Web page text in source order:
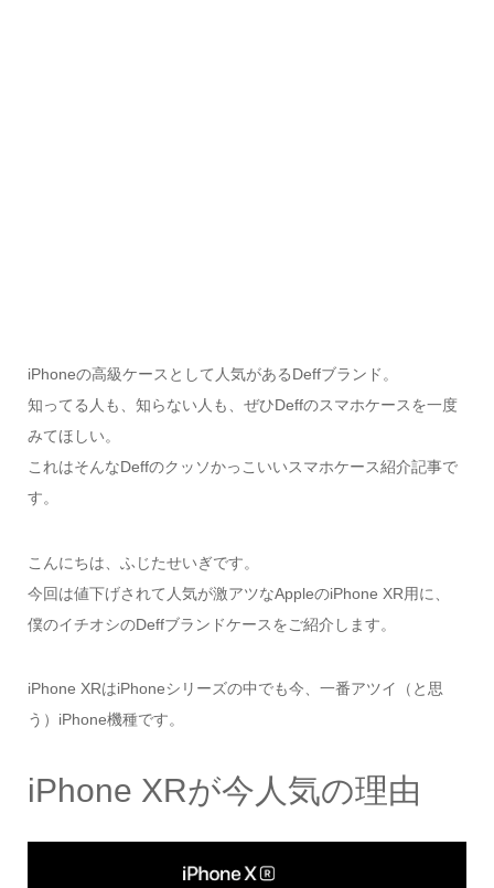
iPhoneの高級ケースとして人気があるDeffブランド。
知ってる人も、知らない人も、ぜひDeffのスマホケースを一度
みてほしい。
これはそんなDeffのクッソかっこいいスマホケース紹介記事で
す。
こんにちは、ふじたせいぎです。
今回は値下げされて人気が激アツなAppleのiPhone XR用に、
僕のイチオシのDeffブランドケースをご紹介します。
iPhone XRはiPhoneシリーズの中でも今、一番アツイ（と思
う）iPhone機種です。
iPhone XRが今人気の理由